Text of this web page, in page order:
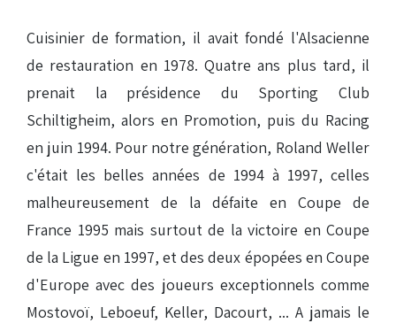
Cuisinier de formation, il avait fondé l'Alsacienne
de restauration en 1978. Quatre ans plus tard, il
prenait la présidence du Sporting Club
Schiltigheim, alors en Promotion, puis du Racing
en juin 1994. Pour notre génération, Roland Weller
c'était les belles années de 1994 à 1997, celles
malheureusement de la défaite en Coupe de
France 1995 mais surtout de la victoire en Coupe
de la Ligue en 1997, et des deux épopées en Coupe
d'Europe avec des joueurs exceptionnels comme
Mostovoï, Leboeuf, Keller, Dacourt, ... A jamais le